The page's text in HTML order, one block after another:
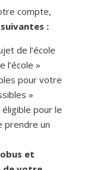
compte,
:
de l’école
l’école »
pour votre
»
pour le
prendre un
et